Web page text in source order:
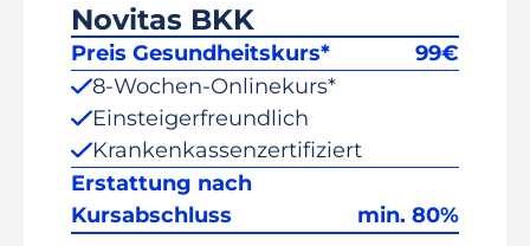
Novitas BKK
Preis Gesundheitskurs* 99€
8-Wochen-Onlinekurs*
Einsteigerfreundlich
Krankenkassenzertifiziert
Erstattung nach
Kursabschluss
min. 80%